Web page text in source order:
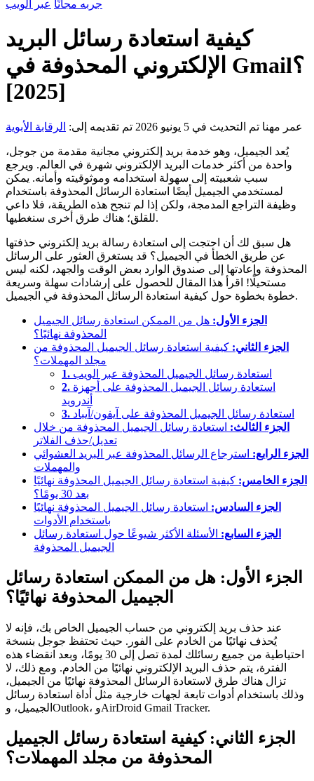
جربه مجانًا عبر الويب
كيفية استعادة رسائل البريد
الإلكتروني المحذوفة في Gmail؟
[2025]
عمر مهنا تم التحديث في 5 يونيو 2026 تم تقديمه إلى: الرقابة الأبوية
يُعد الجيميل، وهو خدمة بريد إلكتروني مجانية مقدمة من جوجل،
واحدة من أكثر خدمات البريد الإلكتروني شهرة في العالم. ويرجع
سبب شعبيته إلى سهولة استخدامه وموثوقيته وأمانه. يمكن
لمستخدمي الجيميل أيضًا استعادة الرسائل المحذوفة باستخدام
وظيفة التراجع المدمجة، ولكن إذا لم تنجح هذه الطريقة، فلا داعي
للقلق؛ هناك طرق أخرى سنغطيها.
هل سبق لك أن احتجت إلى استعادة رسالة بريد إلكتروني حذفتها
عن طريق الخطأ في الجيميل؟ قد يستغرق العثور على الرسائل
المحذوفة وإعادتها إلى صندوق الوارد بعض الوقت والجهد، لكنه ليس
مستحيلًا! اقرأ هذا المقال للحصول على إرشادات سهلة وسريعة
خطوة بخطوة حول كيفية استعادة الرسائل المحذوفة في الجيميل.
الجزء الأول: هل من الممكن استعادة رسائل الجيميل
المحذوفة نهائيًا؟
الجزء الثاني: كيفية استعادة رسائل الجيميل المحذوفة من
مجلد المهملات؟
1. استعادة رسائل الجيميل المحذوفة عبر الويب
2. استعادة رسائل الجيميل المحذوفة على أجهزة
أندرويد
3. استعادة رسائل الجيميل المحذوفة على آيفون/آيباد
الجزء الثالث: استعادة رسائل الجيميل المحذوفة من خلال
تعديل/حذف الفلاتر
الجزء الرابع: استرجاع الرسائل المحذوفة عبر البريد العشوائي
والمهملات
الجزء الخامس: كيفية استعادة رسائل الجيميل المحذوفة نهائيًا
بعد 30 يومًا؟
الجزء السادس: استعادة رسائل الجيميل المحذوفة نهائيًا
باستخدام الأدوات
الجزء السابع: الأسئلة الأكثر شيوعًا حول استعادة رسائل
الجيميل المحذوفة
الجزء الأول: هل من الممكن استعادة رسائل
الجيميل المحذوفة نهائيًا؟
عند حذف بريد إلكتروني من حساب الجيميل الخاص بك، فإنه لا
يُحذف نهائيًا من الخادم على الفور. حيث تحتفظ جوجل بنسخة
احتياطية من جميع رسائلك لمدة تصل إلى 30 يومًا، وبعد انقضاء هذه
الفترة، يتم حذف البريد الإلكتروني نهائيًا من الخادم. ومع ذلك، لا
تزال هناك طرق لاستعادة الرسائل المحذوفة نهائيًا من الجيميل،
وذلك باستخدام أدوات تابعة لجهات خارجية مثل أداة استعادة رسائل
الجيميل، وOutlook، وAirDroid Gmail Tracker.
الجزء الثاني: كيفية استعادة رسائل الجيميل
المحذوفة من مجلد المهملات؟